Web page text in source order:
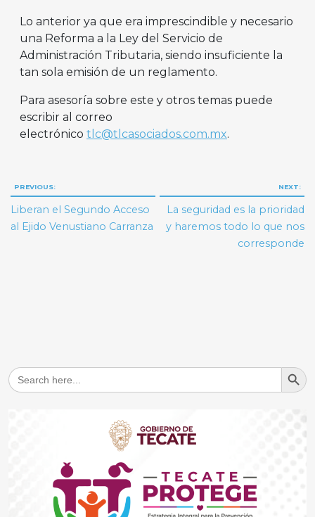
Lo anterior ya que era imprescindible y necesario
una Reforma a la Ley del Servicio de
Administración Tributaria, siendo insuficiente la
tan sola emisión de un reglamento.
Para asesoría sobre este y otros temas puede
escribir al correo
electrónico tlc@tlcasociados.com.mx.
Navegación
de
entradas
PREVIOUS:
Liberan el Segundo Acceso
al Ejido Venustiano Carranza
NEXT:
La seguridad es la prioridad
y haremos todo lo que nos
corresponde
Search
for:
Search